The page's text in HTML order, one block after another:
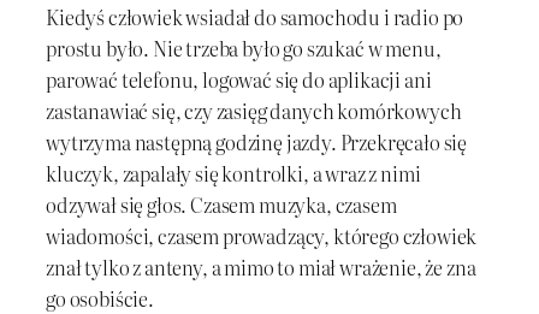
Kiedyś człowiek wsiadał do samochodu i radio po
prostu było. Nie trzeba było go szukać w menu,
parować telefonu, logować się do aplikacji ani
zastanawiać się, czy zasięg danych komórkowych
wytrzyma następną godzinę jazdy. Przekręcało się
kluczyk, zapalały się kontrolki, a wraz z nimi
odzywał się głos. Czasem muzyka, czasem
wiadomości, czasem prowadzący, którego człowiek
znał tylko z anteny, a mimo to miał wrażenie, że zna
go osobiście.